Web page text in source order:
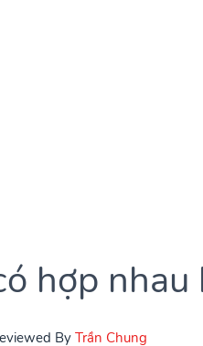
hợp nhau
ByTrần Chung